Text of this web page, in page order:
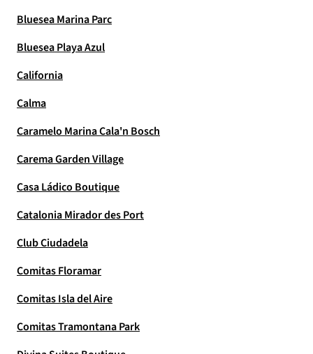
Bluesea Marina Parc
Bluesea Playa Azul
California
Calma
Caramelo Marina Cala'n Bosch
Carema Garden Village
Casa Ládico Boutique
Catalonia Mirador des Port
Club Ciudadela
Comitas Floramar
Comitas Isla del Aire
Comitas Tramontana Park